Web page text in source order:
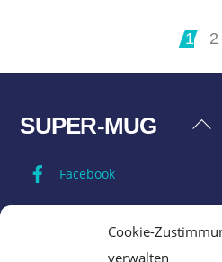
Cookie-
verwalten
1 2
Back
SUPER-MUG
Facebook